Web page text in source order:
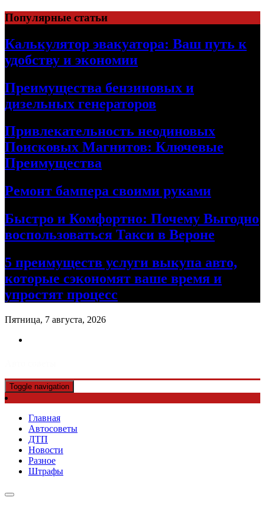
Skip
to
content
Популярные статьи
Калькулятор эвакуатора: Ваш путь к
удобству и экономии
Преимущества бензиновых и
дизельных генераторов
Привлекательность неодиновых
Поисковых Магнитов: Ключевые
Преимущества
Ремонт бампера своими руками
Быстро и Комфортно: Почему Выгодно
воспользоваться Такси в Вероне
5 преимуществ услуги выкупа авто,
которые сэкономят ваше время и
упростят процесс
Пятница, 7 августа, 2026
Toggle navigation
Главная
Автосоветы
ДТП
Новости
Разное
Штрафы